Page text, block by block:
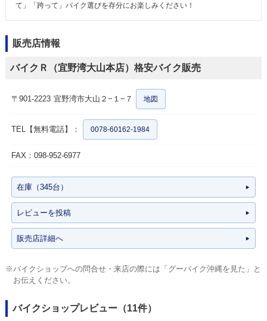
て」「跨って」バイク選びを存分にお楽しみください！
販売店情報
バイクＲ（宜野湾大山本店）格安バイク販売
〒901-2223 宜野湾市大山２−１−７ 地図
TEL【無料電話】： 0078-60162-1984
FAX：098-952-6977
在庫（345台）
レビューを投稿
販売店詳細へ
※バイクショップへの問合せ・来店の際には「グーバイク沖縄を見た」と
お伝えください。
バイクショップレビュー（11件）